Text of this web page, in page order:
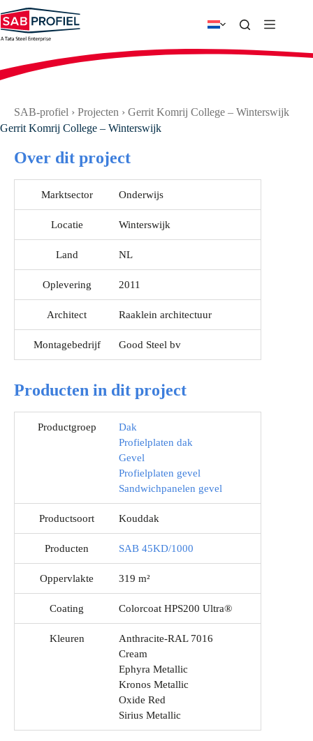
naar
de
inhoud
SAB-profiel › Projecten › Gerrit Komrij College – Winterswijk
Gerrit Komrij College – Winterswijk
Over dit project
Marktsector Onderwijs
Locatie Winterswijk
Land NL
Oplevering 2011
Architect Raaklein architectuur
Montagebedrijf Good Steel bv
Producten in dit project
Productgroep
Dak
Profielplaten dak
Gevel
Profielplaten gevel
Sandwichpanelen gevel
Productsoort Kouddak
Producten SAB 45KD/1000
Oppervlakte 319 m²
Coating Colorcoat HPS200 Ultra®
Kleuren
Anthracite-RAL 7016
Cream
Ephyra Metallic
Kronos Metallic
Oxide Red
Sirius Metallic